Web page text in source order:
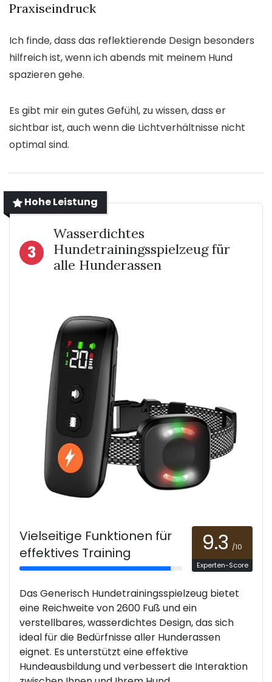
Praxiseindruck
Ich finde, dass das reflektierende Design besonders
hilfreich ist, wenn ich abends mit meinem Hund
spazieren gehe.
Es gibt mir ein gutes Gefühl, zu wissen, dass er
sichtbar ist, auch wenn die Lichtverhältnisse nicht
optimal sind.
Hohe Leistung
3
Wasserdichtes
Hundetrainingsspielzeug für
alle Hunderassen
Vielseitige Funktionen für
effektives Training
9.3 /10
Experten-Score
Das Generisch Hundetrainingsspielzeug bietet
eine Reichweite von 2600 Fuß und ein
verstellbares, wasserdichtes Design, das sich
ideal für die Bedürfnisse aller Hunderassen
eignet. Es unterstützt eine effektive
Hundeausbildung und verbessert die Interaktion